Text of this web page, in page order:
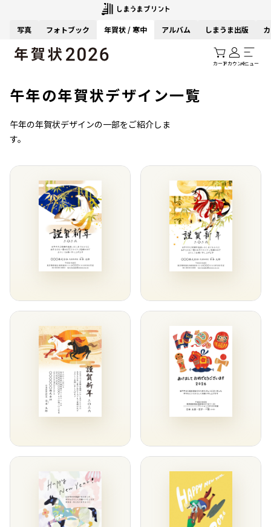
写真 フォトブック 年賀状 / 寒中 アルバム しまうま出版
カートアカウントメニュー
午年の年賀状デザイン一覧
午年の年賀状デザインの一部をご紹介しま
す。